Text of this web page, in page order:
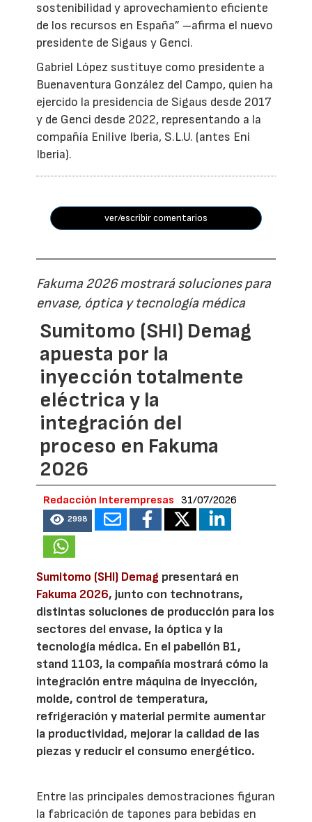
sostenibilidad y aprovechamiento eficiente
de los recursos en España” –afirma el nuevo
presidente de Sigaus y Genci.
Gabriel López sustituye como presidente a
Buenaventura González del Campo, quien ha
ejercido la presidencia de Sigaus desde 2017
y de Genci desde 2022, representando a la
compañía Enilive Iberia, S.L.U. (antes Eni
Iberia).
ver/escribir comentarios
Fakuma 2026 mostrará soluciones para
envase, óptica y tecnología médica
Sumitomo (SHI) Demag
apuesta por la
inyección totalmente
eléctrica y la
integración del
proceso en Fakuma
2026
Redacción Interempresas 31/07/2026
2998
Sumitomo (SHI) Demag presentará en
Fakuma 2026, junto con technotrans,
distintas soluciones de producción para los
sectores del envase, la óptica y la
tecnología médica. En el pabellón B1,
stand 1103, la compañía mostrará cómo la
integración entre máquina de inyección,
molde, control de temperatura,
refrigeración y material permite aumentar
la productividad, mejorar la calidad de las
piezas y reducir el consumo energético.
Entre las principales demostraciones figuran
la fabricación de tapones para bebidas en